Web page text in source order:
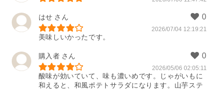
はせ
2026/07/04 12:19:21
美味しいかったです。
購入者
2026/05/06 02:05:11
酸味が効いていて、味も濃いめです。じゃがいもに
和えると、和風ポテトサラダになります。山芋ステ